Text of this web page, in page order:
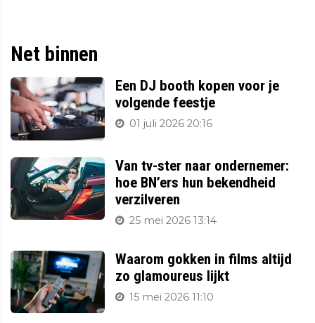
Net binnen
Een DJ booth kopen voor je
volgende feestje
01 juli 2026 20:16
Van tv-ster naar ondernemer:
hoe BN’ers hun bekendheid
verzilveren
25 mei 2026 13:14
Waarom gokken in films altijd
zo glamoureus lijkt
15 mei 2026 11:10